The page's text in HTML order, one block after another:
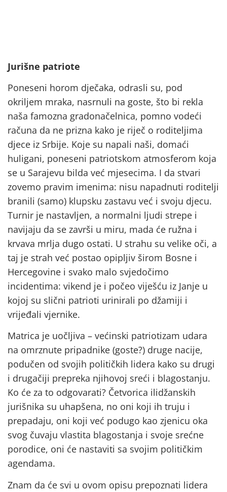
Jurišne patriote
Poneseni horom dječaka, odrasli su, pod
okriljem mraka, nasrnuli na goste, što bi rekla
naša famozna gradonačelnica, pomno vodeći
računa da ne prizna kako je riječ o roditeljima
djece iz Srbije. Koje su napali naši, domaći
huligani, poneseni patriotskom atmosferom koja
se u Sarajevu bilda već mjesecima. I da stvari
zovemo pravim imenima: nisu napadnuti roditelji
branili (samo) klupsku zastavu već i svoju djecu.
Turnir je nastavljen, a normalni ljudi strepe i
navijaju da se završi u miru, mada će ružna i
krvava mrlja dugo ostati. U strahu su velike oči, a
taj je strah već postao opipljiv širom Bosne i
Hercegovine i svako malo svjedočimo
incidentima: vikend je i počeo viješću iz Janje u
kojoj su slični patrioti urinirali po džamiji i
vrijeđali vjernike.
Matrica je uočljiva – većinski patriotizam udara
na omrznute pripadnike (goste?) druge nacije,
podučen od svojih političkih lidera kako su drugi
i drugačiji prepreka njihovoj sreći i blagostanju.
Ko će za to odgovarati? Četvorica ilidžanskih
jurišnika su uhapšena, no oni koji ih truju i
prepadaju, oni koji već podugo kao zjenicu oka
svog čuvaju vlastita blagostanja i svoje srećne
porodice, oni će nastaviti sa svojim političkim
agendama.
Znam da će svi u ovom opisu prepoznati lidera